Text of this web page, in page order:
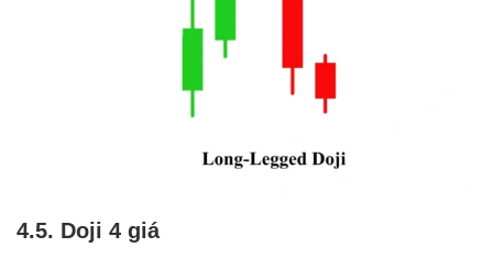
4.5. Doji 4 giá